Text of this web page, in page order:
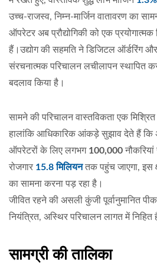
उच्च-राजस्व, निम्न-मार्जिन वातावरण का
ऑपरेटर अब प्रौद्योगिकी को एक
हैं।उद्योग की सहमति ने डिजिटल ऑर्डरिंग
संरचनात्मक परिचालन लचीलापन स्थापित
बदलाव किया है।
सामने की परिचालन वास्तविकता एक
हालांकि आधिकारिक आंकड़े सुझाव देते हैं कि
ऑपरेटरों के लिए लगभग 100,000
रोजगार 15.8 मिलियनतक पहुंच जाएगा, इस
का सामना करना पड़ रहा है।
जीवित रहने की असली कुंजी पूर्वानुमानित
नियंत्रित, अस्थिर परिचालन लागत में निहित
सामग्री की तालिका